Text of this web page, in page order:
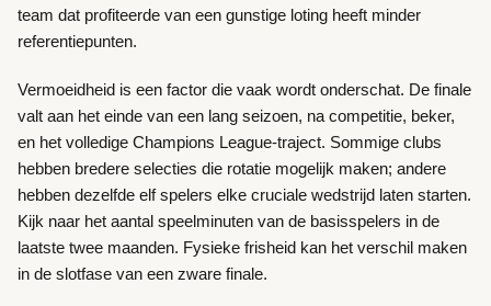
team dat profiteerde van een gunstige loting heeft minder
referentiepunten.
Vermoeidheid is een factor die vaak wordt onderschat. De finale
valt aan het einde van een lang seizoen, na competitie, beker,
en het volledige Champions League-traject. Sommige clubs
hebben bredere selecties die rotatie mogelijk maken; andere
hebben dezelfde elf spelers elke cruciale wedstrijd laten starten.
Kijk naar het aantal speelminuten van de basisspelers in de
laatste twee maanden. Fysieke frisheid kan het verschil maken
in de slotfase van een zware finale.